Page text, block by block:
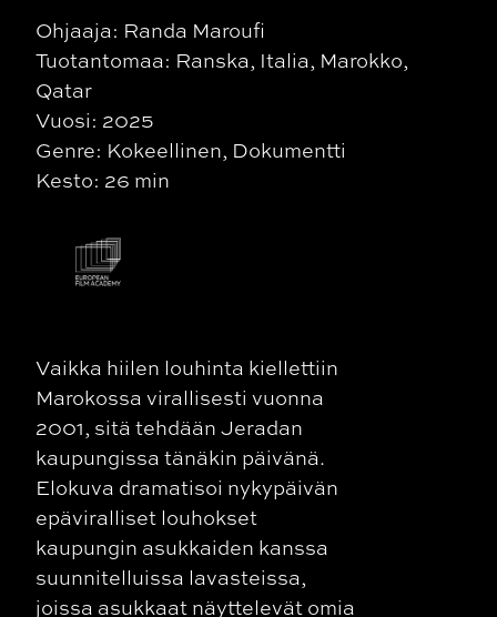
Ohjaaja: Randa Maroufi
Tuotantomaa: Ranska, Italia, Marokko,
Qatar
Vuosi: 2025
Genre: Kokeellinen, Dokumentti
Kesto: 26 min
Vaikka hiilen louhinta kiellettiin
Marokossa virallisesti vuonna
2001, sitä tehdään Jeradan
kaupungissa tänäkin päivänä.
Elokuva dramatisoi nykypäivän
epäviralliset louhokset
kaupungin asukkaiden kanssa
suunnitelluissa lavasteissa,
joissa asukkaat näyttelevät omia